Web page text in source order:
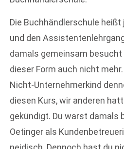
Die Buchhändlerschule
und den
damals gemeinsam besucht
dieser Form auch nicht
Nicht-Unternehmerkind
diesen Kurs, wir anderen
gekündigt. Du warst damals
Oetinger als